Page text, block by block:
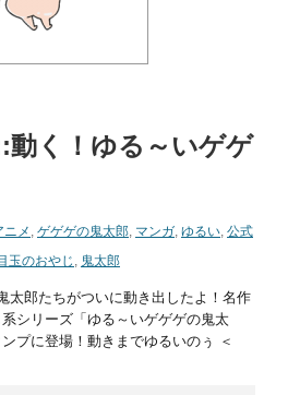
動く！ゆる～いゲゲ
ニメ , ゲゲゲの鬼太郎, マンガ, ゆるい, 公式
玉のおやじ , 鬼太郎
太郎たちがついに動き出したよ！名作
系シリーズ「ゆる～いゲゲゲの鬼太
プに登場！動きまでゆるいのぅ ＜